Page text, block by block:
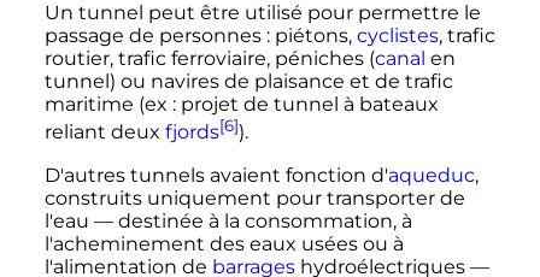
Un tunnel peut être utilisé pour permettre le
passage de personnes : piétons, cyclistes, trafic
routier, trafic ferroviaire, péniches (canal en
tunnel) ou navires de plaisance et de trafic
maritime (ex : projet de tunnel à bateaux
reliant deux fjords[6]).
D'autres tunnels avaient fonction d'aqueduc,
construits uniquement pour transporter de
l'eau — destinée à la consommation, à
l'acheminement des eaux usées ou à
l'alimentation de barrageshydroélectriques —